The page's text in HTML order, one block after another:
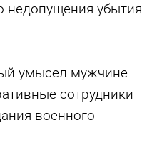
недопущения убытия
умысел мужчине
сотрудники
военного